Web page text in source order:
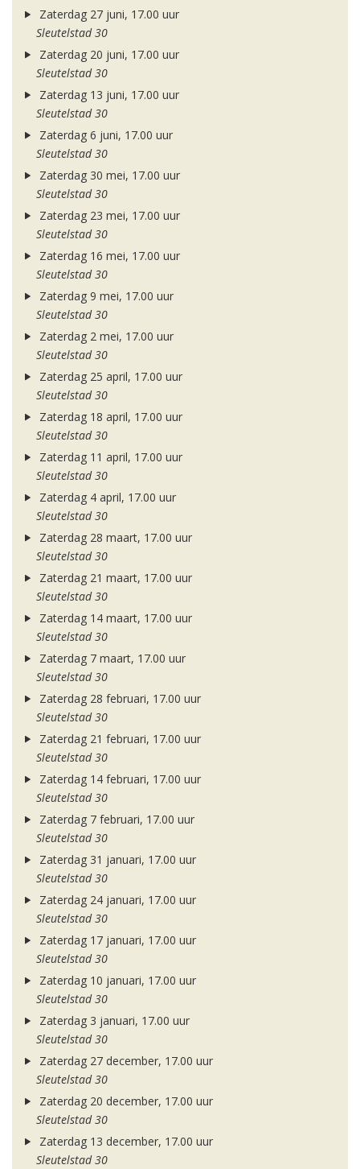
Zaterdag 27 juni, 17.00 uur
Sleutelstad 30
Zaterdag 20 juni, 17.00 uur
Sleutelstad 30
Zaterdag 13 juni, 17.00 uur
Sleutelstad 30
Zaterdag 6 juni, 17.00 uur
Sleutelstad 30
Zaterdag 30 mei, 17.00 uur
Sleutelstad 30
Zaterdag 23 mei, 17.00 uur
Sleutelstad 30
Zaterdag 16 mei, 17.00 uur
Sleutelstad 30
Zaterdag 9 mei, 17.00 uur
Sleutelstad 30
Zaterdag 2 mei, 17.00 uur
Sleutelstad 30
Zaterdag 25 april, 17.00 uur
Sleutelstad 30
Zaterdag 18 april, 17.00 uur
Sleutelstad 30
Zaterdag 11 april, 17.00 uur
Sleutelstad 30
Zaterdag 4 april, 17.00 uur
Sleutelstad 30
Zaterdag 28 maart, 17.00 uur
Sleutelstad 30
Zaterdag 21 maart, 17.00 uur
Sleutelstad 30
Zaterdag 14 maart, 17.00 uur
Sleutelstad 30
Zaterdag 7 maart, 17.00 uur
Sleutelstad 30
Zaterdag 28 februari, 17.00 uur
Sleutelstad 30
Zaterdag 21 februari, 17.00 uur
Sleutelstad 30
Zaterdag 14 februari, 17.00 uur
Sleutelstad 30
Zaterdag 7 februari, 17.00 uur
Sleutelstad 30
Zaterdag 31 januari, 17.00 uur
Sleutelstad 30
Zaterdag 24 januari, 17.00 uur
Sleutelstad 30
Zaterdag 17 januari, 17.00 uur
Sleutelstad 30
Zaterdag 10 januari, 17.00 uur
Sleutelstad 30
Zaterdag 3 januari, 17.00 uur
Sleutelstad 30
Zaterdag 27 december, 17.00 uur
Sleutelstad 30
Zaterdag 20 december, 17.00 uur
Sleutelstad 30
Zaterdag 13 december, 17.00 uur
Sleutelstad 30